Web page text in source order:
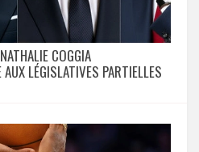
COGGIA
LÉGISLATIVES PARTIELLES